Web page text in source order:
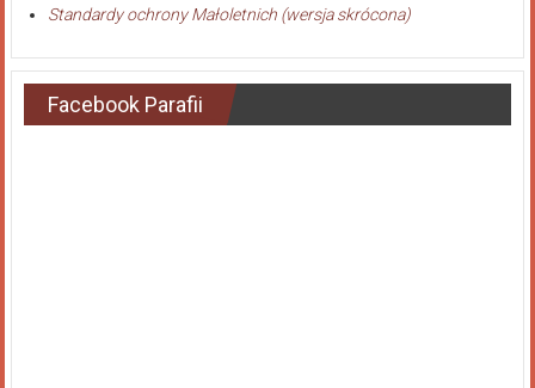
Standardy ochrony Małoletnich (wersja skrócona)
Facebook Parafii